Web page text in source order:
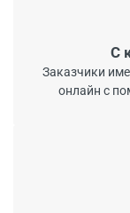
С
Заказчики
онлайн с